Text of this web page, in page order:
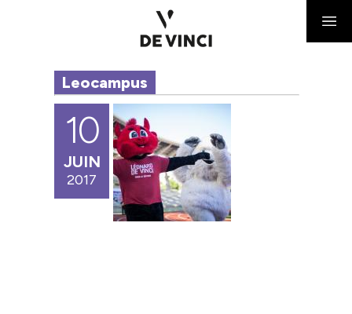
Leocampus
10
JUIN
2017